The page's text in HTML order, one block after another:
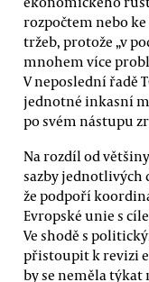
rozpočtem nebo
tržeb, protože „v
mnohem více
V neposlední řadě
jednotné inkasní
po svém nástupu
Na rozdíl od
sazby jednotlivých
že podpoří
Evropské unie s
Ve shodě s
přistoupit k revizi
by se neměla